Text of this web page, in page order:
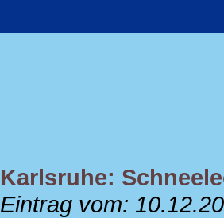
Karlsruhe:
Eintrag vom: